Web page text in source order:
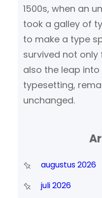
1500s, when an
took a galley of
to make a type
survived not only
also the leap
typesetting,
unchanged.
augustus 2026
juli 2026